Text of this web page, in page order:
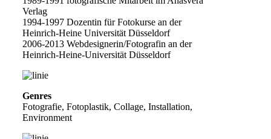
Verlag
1994-1997 Dozentin für Fotokurse an der
Heinrich-Heine Universität Düsseldorf
2006-2013 Webdesignerin/Fotografin an der
Heinrich-Heine-Universität Düsseldorf
Genres
Fotografie, Fotoplastik, Collage, Installation,
Environment